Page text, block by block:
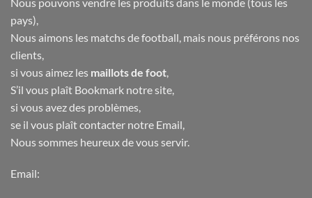
pays),
Nous aimons les matchs de football, mais nous préférons nos
clients,
si vous aimez les maillots de foot
S’il vous plaît Bookmark notre site,
si vous avez des problèmes,
se il vous plaît contacter notre Email,
Nous sommes heureux de vous servir.
Email: